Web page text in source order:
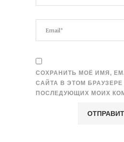
СОХРАНИТЬ МОЁ ИМЯ,
САЙТА В ЭТОМ БРАУЗЕРЕ
ПОСЛЕДУЮЩИХ МОИХ